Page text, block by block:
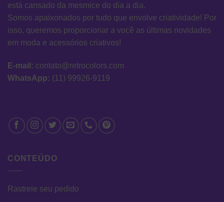
está cansado da mesmice do dia a dia.
Somos apaixonados por tudo que envolve criatividade! Por
isso, queremos proporcionar a você as últimas novidades
em moda e acessórios criativos!
E-mail: contato@retrocolors.com
WhatsApp: (11) 99926-9119
CONTEÚDO
Rastreie seu pedido